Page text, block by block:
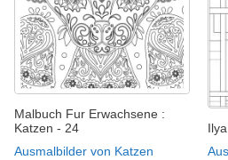
Malbuch Fur Erwachsene :
Katzen - 24
Ausmalbilder von Katzen